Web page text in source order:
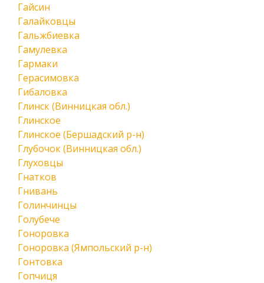
Гайсин
Галайковцы
Гальжбиевка
Гамулевка
Гармаки
Герасимовка
Гибаловка
Глинск (Винницкая обл.)
Глинское
Глинское (Бершадский р-н)
Глубочок (Винницкая обл.)
Глуховцы
Гнатков
Гнивань
Голинчинцы
Голубече
Гоноровка
Гоноровка (Ямпольский р-н)
Гонтовка
Гопчиця